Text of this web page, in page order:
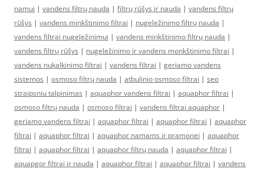
namui | vandens filtrų nauda | filtrų rūšys ir nauda | vandens filtrų
rūšys | vandens minkštinimo filtrai | nugeležinimo filtrų nauda |
vandens filtrai nugeležinimui | vandens minkštinimo filtrų nauda |
vandens filtrų rūšys | nugeležinimo ir vandens monkštinimo filtrai |
vandens nukalkinimo filtrai | vandens filtrai | geriamo vandens
sistemos | osmoso filtrų nauda | atbulinio osmoso filtrai | seo
straipsniu talpinimas | aquaphor vandens filtrai | aquaphor filtrai |
osmoso filtrų nauda | osmoso filtrai | vandens filtrai aquaphor |
geriamo vandens filtrai | aquaphor filtrai | aquaphor filtrai | aquaphor
filtrai | aquaphor filtrai | aquaphor namams ir pramonei | aquaphor
filtrai | aquaphor filtrai | aquaphor filtrų nauda | aquaphor filtrai |
aquapgor filtrai ir nauda | aquaphor filtrai | aquaphor filtrai | vandens